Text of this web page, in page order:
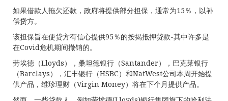
如果借款人拖欠还款，政府将提供部分担保，通常为15％，以补
偿贷方。
该担保旨在使贷方有信心提供95％的按揭抵押贷款-其中许多是
在Covid危机期间撤销的。
劳埃德（Lloyds），桑坦德银行（Santander），巴克莱银行
（Barclays），汇丰银行（HSBC）和NatWest公司本周开始提
供产品，维珍理财（Virgin Money）将在下个月提供产品。